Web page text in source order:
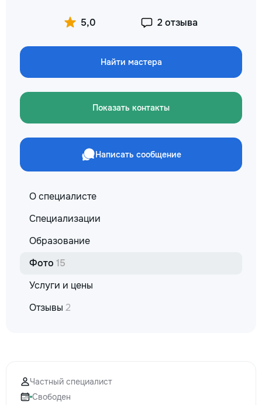
экзаменам и
✔ Обучение
5,0 2 отзыва
Найти мастера
Показать контакты
Написать сообщение
О специалисте
Специализации
Образование
Фото 15
Услуги и цены
Отзывы 2
Частный специалист
Свободен